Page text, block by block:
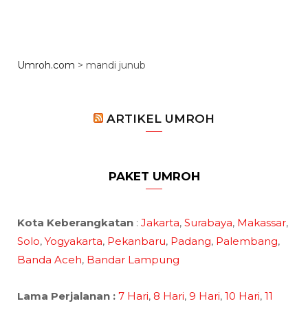
Umroh.com > mandi junub
ARTIKEL UMROH
PAKET UMROH
Kota Keberangkatan : Jakarta, Surabaya, Makassar,
Solo, Yogyakarta, Pekanbaru, Padang, Palembang,
Banda Aceh, Bandar Lampung
Lama Perjalanan : 7 Hari, 8 Hari, 9 Hari, 10 Hari, 11